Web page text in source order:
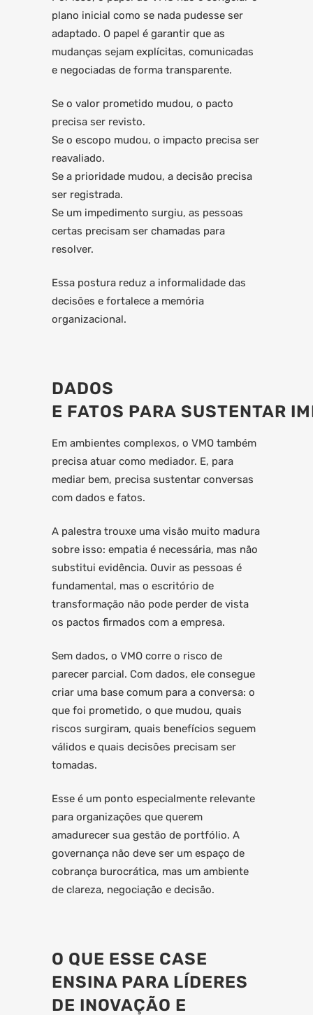
plano inicial como se nada pudesse ser
adaptado. O papel é garantir que as
mudanças sejam explícitas, comunicadas
e negociadas de forma transparente.
Se o valor prometido mudou, o pacto
precisa ser revisto.
Se o escopo mudou, o impacto precisa ser
reavaliado.
Se a prioridade mudou, a decisão precisa
ser registrada.
Se um impedimento surgiu, as pessoas
certas precisam ser chamadas para
resolver.
Essa postura reduz a informalidade das
decisões e fortalece a memória
organizacional.
DADOS
E FATOS PARA SUSTENTAR
Em ambientes complexos, o VMO também
precisa atuar como mediador. E, para
mediar bem, precisa sustentar conversas
com dados e fatos.
A palestra trouxe uma visão muito madura
sobre isso: empatia é necessária, mas não
substitui evidência. Ouvir as pessoas é
fundamental, mas o escritório de
transformação não pode perder de vista
os pactos firmados com a empresa.
Sem dados, o VMO corre o risco de
parecer parcial. Com dados, ele consegue
criar uma base comum para a conversa: o
que foi prometido, o que mudou, quais
riscos surgiram, quais benefícios seguem
válidos e quais decisões precisam ser
tomadas.
Esse é um ponto especialmente relevante
para organizações que querem
amadurecer sua gestão de portfólio. A
governança não deve ser um espaço de
cobrança burocrática, mas um ambiente
de clareza, negociação e decisão.
O QUE ESSE CASE
ENSINA PARA LÍDERES
DE INOVAÇÃO E